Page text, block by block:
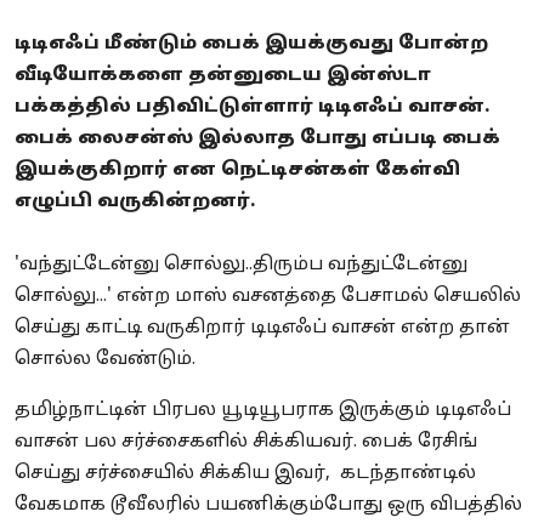
டிடிஎஃப் மீண்டும் பைக் இயக்குவது போன்ற
வீடியோக்களை தன்னுடைய இன்ஸ்டா
பக்கத்தில் பதிவிட்டுள்ளார் டிடிஎஃப் வாசன்.
பைக் லைசன்ஸ் இல்லாத போது எப்படி பைக்
இயக்குகிறார் என நெட்டிசன்கள் கேள்வி
எழுப்பி வருகின்றனர்.
'வந்துட்டேன்னு சொல்லு..திரும்ப வந்துட்டேன்னு
சொல்லு...' என்ற மாஸ் வசனத்தை பேசாமல் செயலில்
செய்து காட்டி வருகிறார் டிடிஎஃப் வாசன் என்ற தான்
சொல்ல வேண்டும்.
தமிழ்நாட்டின் பிரபல யூடியூபராக இருக்கும் டிடிஎஃப்
வாசன் பல சர்ச்சைகளில் சிக்கியவர். பைக் ரேசிங்
செய்து சர்ச்சையில் சிக்கிய இவர், கடந்தாண்டில்
வேகமாக டூவீலரில் பயணிக்கும்போது ஒரு விபத்தில்